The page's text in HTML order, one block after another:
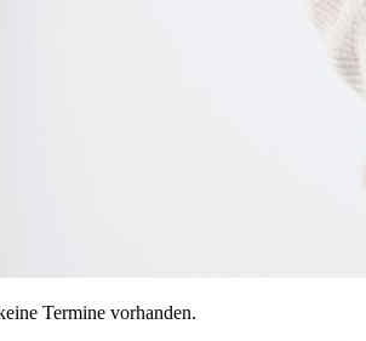
Termine vorhanden.